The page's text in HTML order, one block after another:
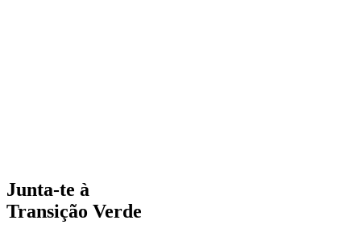
Junta-te à
Transição Verde